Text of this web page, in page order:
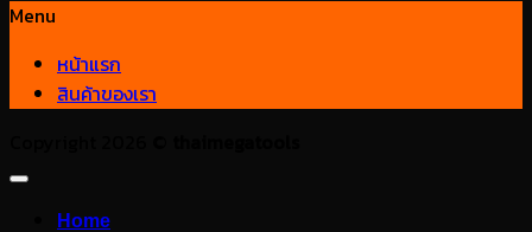
Menu
หน้าแรก
สินค้าของเรา
Home